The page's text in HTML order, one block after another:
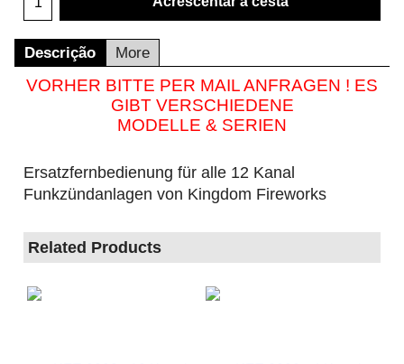
Descrição More
VORHER BITTE PER MAIL ANFRAGEN ! ES
GIBT VERSCHIEDENE
MODELLE & SERIEN
Ersatzfernbedienung für alle 12 Kanal
Funkzündanlagen von Kingdom Fireworks
Related Products